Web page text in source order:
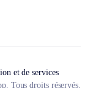
et de services
Tous droits réservés.